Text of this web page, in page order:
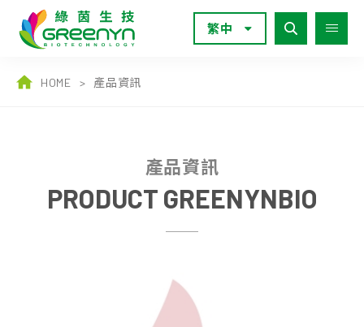
繁中
HOME > 產品資訊
產品資訊
PRODUCT GREENYNBIO